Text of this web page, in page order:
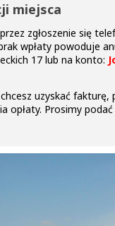
miejsca
zgłoszenie się
wpłaty powoduje
17 lub na konto:
chcesz uzyskać
opłaty. Prosimy